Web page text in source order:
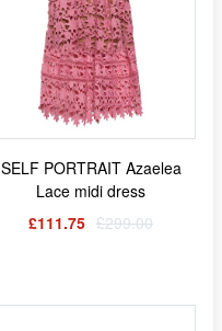
SELF PORTRAIT Azaelea
Lace midi dress
£111.75 £299.00